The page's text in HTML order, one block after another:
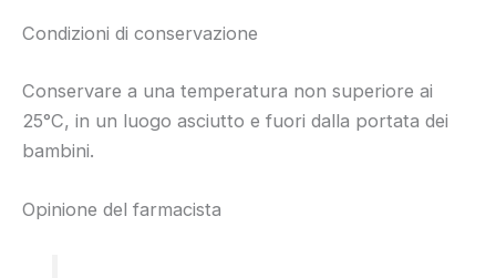
Condizioni di conservazione
Conservare a una temperatura non superiore ai
25°C, in un luogo asciutto e fuori dalla portata dei
bambini.
Opinione del farmacista